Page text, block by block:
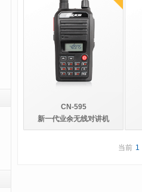
CN-595
新一代业余无线对讲机
当前 1